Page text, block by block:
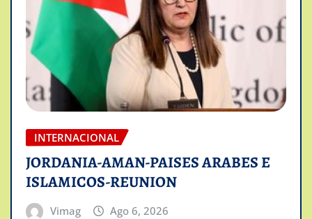
INTERNACIONAL
JORDANIA-AMAN-PAISES ARABES E
ISLAMICOS-REUNION
Vimag Ago 6, 2026